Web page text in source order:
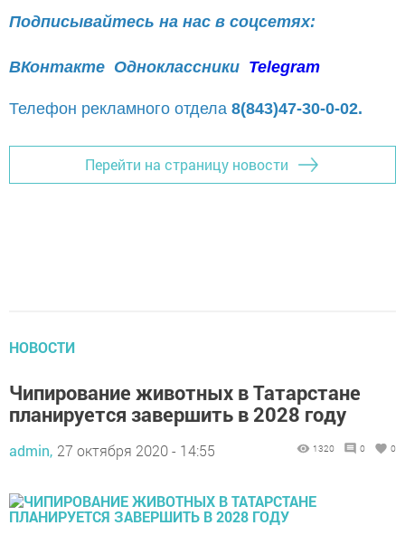
Подписывайтесь на нас в соцсетях:
ВКонтакте Одноклассники Telegram
Телефон рекламного отдела 8(843)47-30-0-02.
Перейти на страницу новости
НОВОСТИ
Чипирование животных в Татарстане
планируется завершить в 2028 году
admin, 27 октября 2020 - 14:55 1320 0 0